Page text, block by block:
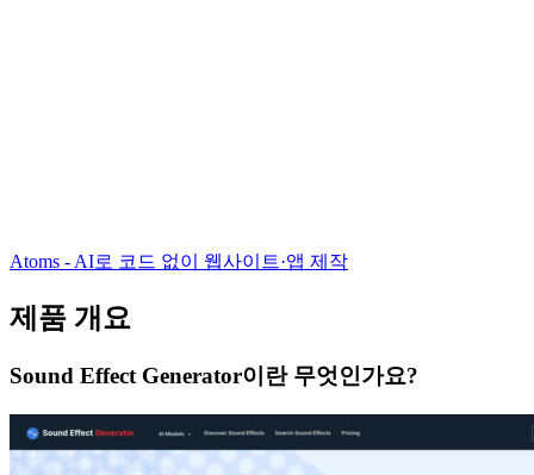
Atoms - AI로 코드 없이 웹사이트·앱 제작
제품 개요
Sound Effect Generator이란 무엇인가요?